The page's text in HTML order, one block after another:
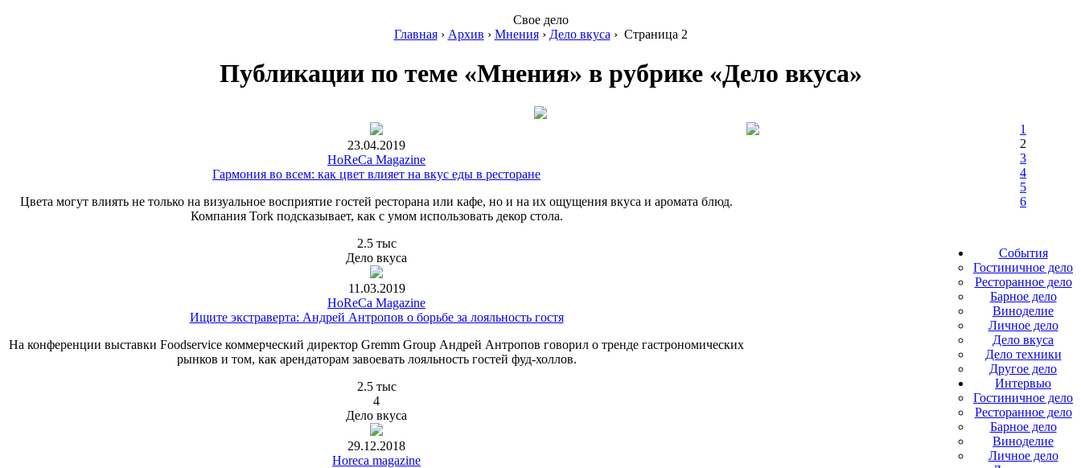
Свое дело
Главная› Архив › Мнения› Дело вкуса › Страница 2
Публикации по теме «Мнения» в рубрике «Дело вкуса»
23.04.2019
HoReCa Magazine
Гармония во всем: как цвет влияет на вкус еды в ресторане
Цвета могут влиять не только на визуальное восприятие гостей ресторана или кафе, но и на их ощущения вкуса и аромата блюд.
Компания Tork подсказывает, как с умом использовать декор стола.
2.5 тыс
Дело вкуса
11.03.2019
HoReCa Magazine
Ищите экстраверта: Андрей Антропов о борьбе за лояльность гостя
На конференции выставки Foodservice коммерческий директор Gremm Group Андрей Антропов говорил о тренде гастрономических
рынков и том, как арендаторам завоевать лояльность гостей фуд-холлов.
2.5 тыс
4
Дело вкуса
29.12.2018
Horeca magazine
1
2
3
4
5
6
События
Гостиничное дело
Ресторанное дело
Барное дело
Виноделие
Личное дело
Дело вкуса
Дело техники
Другое дело
Интервью
Гостиничное дело
Ресторанное дело
Барное дело
Виноделие
Личное дело